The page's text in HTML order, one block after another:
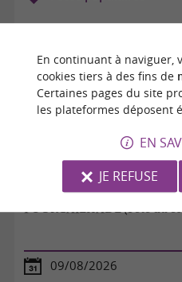
POURCAILHADE (Fête du
09/08/2026
En continuant à naviguer,
cookies tiers à des fins de
Certaines pages du site
les plateformes déposent
EN
JE REFUSE